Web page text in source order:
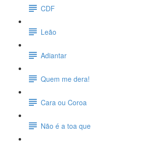
CDF
Leão
Adiantar
Quem me dera!
Cara ou Coroa
Não é a toa que